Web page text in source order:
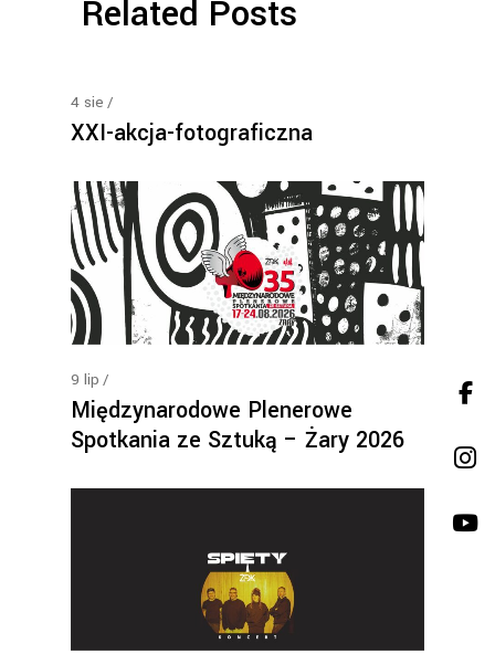
Related Posts
4 sie
XXI-akcja-fotograficzna
9 lip
Międzynarodowe Plenerowe
Spotkania ze Sztuką – Żary 2026